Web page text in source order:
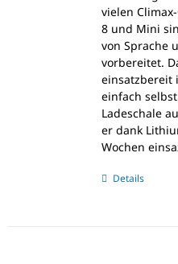
vielen
8 und Mini
von Sprache
vorbereitet.
einsatzbereit
einfach
Ladeschale
er dank
Wochen
Details